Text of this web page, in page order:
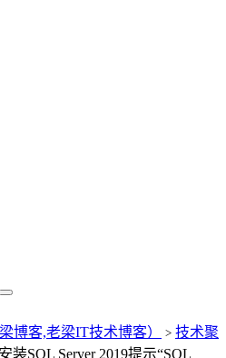
博客,老梁IT技术博客） > 技术聚
装SQL Server 2019提示“SQL